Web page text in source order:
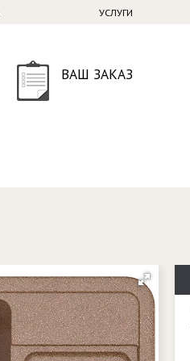
УСЛУГИ
ВАШ ЗАКАЗ